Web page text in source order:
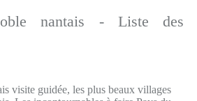
nantais - Liste des
visite guidée, les plus beaux villages